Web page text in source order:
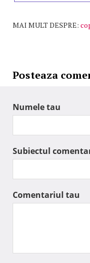
MAI MULT DESPRE:
Posteaza
Numele tau
Subiectul
Comentariul tau